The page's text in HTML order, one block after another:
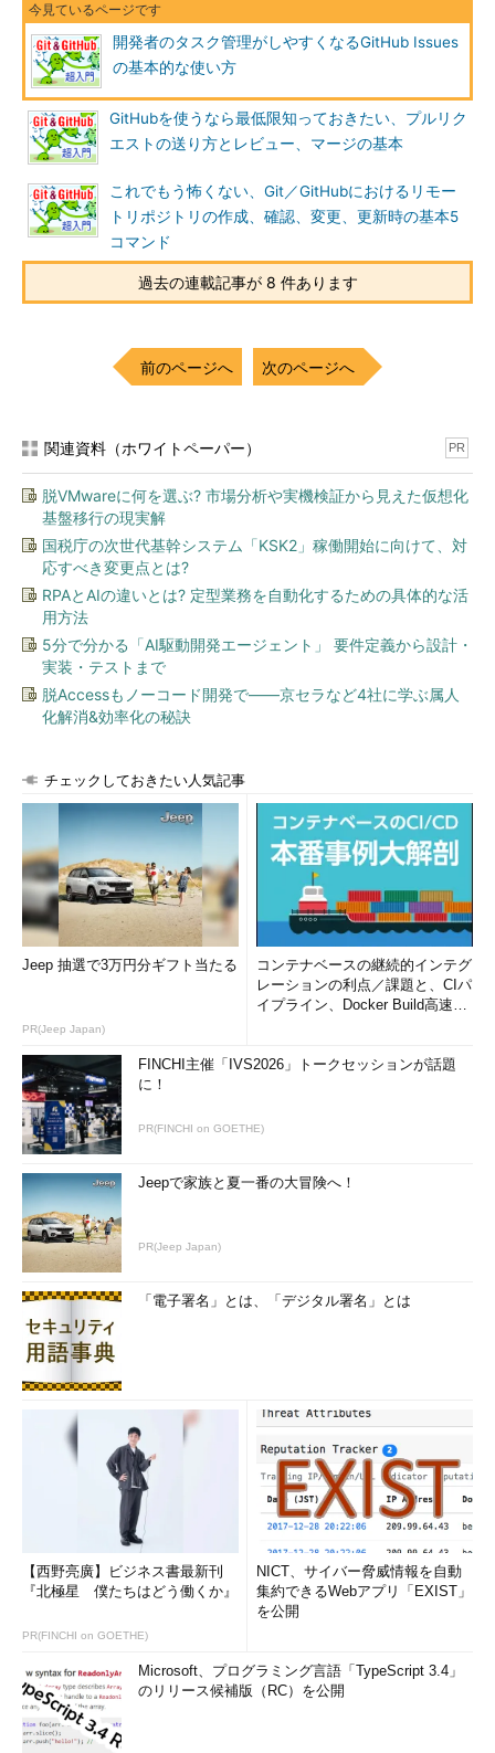
開発者のタスク管理がしやすくなるGitHub Issues
の基本的な使い方
GitHubを使うなら最低限知っておきたい、プルリク
エストの送り方とレビュー、マージの基本
これでもう怖くない、Git／GitHubにおけるリモー
トリポジトリの作成、確認、変更、更新時の基本5
コマンド
過去の連載記事が 8 件あります
前のページへ 次のページへ
関連資料（ホワイトペーパー） PR
脱VMwareに何を選ぶ? 市場分析や実機検証から見えた仮想化
基盤移行の現実解
国税庁の次世代基幹システム「KSK2」稼働開始に向けて、対
応すべき変更点とは?
RPAとAIの違いとは? 定型業務を自動化するための具体的な活
用方法
5分で分かる「AI駆動開発エージェント」 要件定義から設計・
実装・テストまで
脱Accessもノーコード開発で――京セラなど4社に学ぶ属人
化解消&効率化の秘訣
チェックしておきたい人気記事
Jeep 抽選で3万円分ギフト当たる
PR(Jeep Japan)
コンテナベースの継続的インテグ
レーションの利点／課題と、CIパ
イプライン、Docker Build高速化
FINCHI主催「IVS2026」トークセッションが話題
に！
PR(FINCHI on GOETHE)
Jeepで家族と夏一番の大冒険へ！
PR(Jeep Japan)
「電子署名」とは、「デジタル署名」とは
【西野亮廣】ビジネス書最新刊
『北極星 僕たちはどう働くか』
PR(FINCHI on GOETHE)
NICT、サイバー脅威情報を自動
集約できるWebアプリ「EXIST」
を公開
Microsoft、プログラミング言語「TypeScript 3.4」
のリリース候補版（RC）を公開